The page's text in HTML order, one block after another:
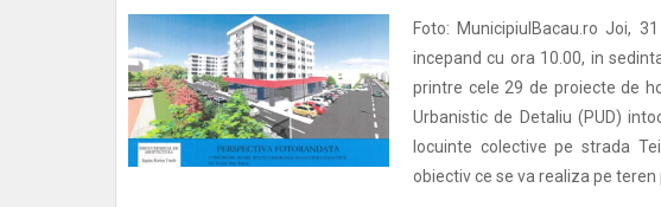
Foto: MunicipiulBacau.ro Joi,
incepand cu ora 10.00, in
printre cele 29 de proiecte de
Urbanistic de Detaliu (PUD)
locuinte colective pe strada
obiectiv ce se va realiza pe